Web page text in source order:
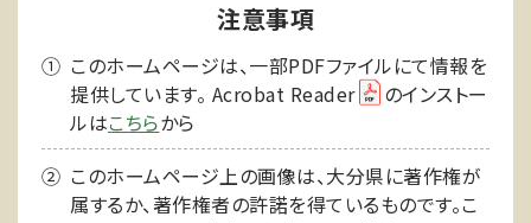
注意事項
このホームページは、一部PDFファイルにて情報を
提供しています。 Acrobat Reader
のインストー
ルはこちらから
このホームページ上の画像は、大分県に著作権が
属するか、著作権者の許諾を得ているものです。こ